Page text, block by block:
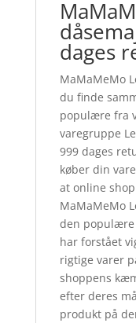
dages
MaMaMeMo
du finde
populære fra
varegruppe
999 dages
køber din
at online
MaMaMeMo
den populære
har forstået
rigtige varer
shoppens
efter deres
produkt på